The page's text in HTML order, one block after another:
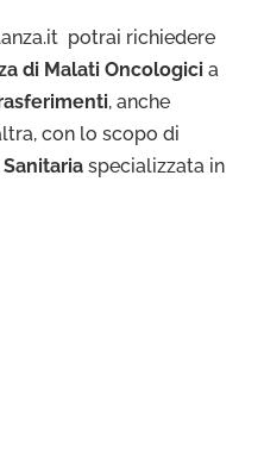
potrai richiedere
di Malati Oncologici a
, anche
con lo scopo di
specializzata in